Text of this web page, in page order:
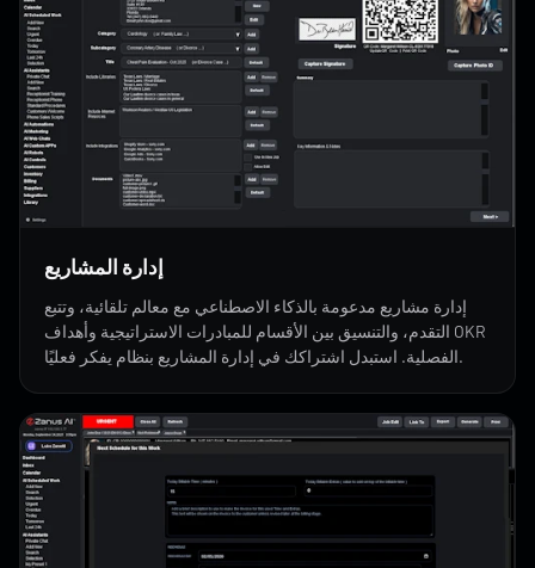
إدارة المشاريع
إدارة مشاريع مدعومة بالذكاء الاصطناعي مع معالم تلقائية، وتتبع
التقدم، والتنسيق بين الأقسام للمبادرات الاستراتيجية وأهداف OKR
الفصلية. استبدل اشتراكك في إدارة المشاريع بنظام يفكر فعليًا.